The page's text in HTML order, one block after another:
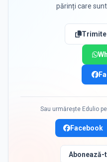
părinți care
Trimite
Sau urmărește Edulio
Facebook
Abonează-